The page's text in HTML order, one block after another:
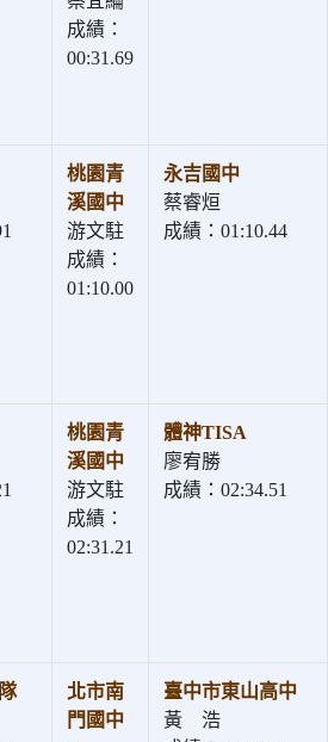
成績：
00:31.69
桃園青
溪國中
游文駐
成績：
01:10.00
永吉國中
蔡睿烜
成績：01:10.44
桃園青
溪國中
游文駐
成績：
02:31.21
體神TISA
廖宥勝
成績：02:34.51
北市南
門國中
臺中市東山高中
黃 浩